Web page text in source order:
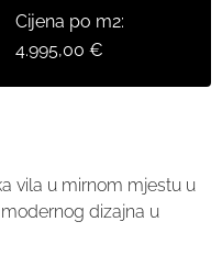
Cijena po m2:
4.995,00 €
vila u mirnom mjestu u
dizajna u